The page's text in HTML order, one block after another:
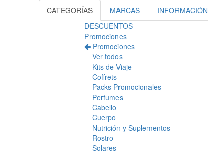
CATEGORÍAS
MARCAS
INFORMACIÓN
DESCUENTOS
Promociones
Promociones
Ver todos
Kits de Viaje
Coffrets
Packs Promocionales
Perfumes
Cabello
Cuerpo
Nutrición y Suplementos
Rostro
Solares